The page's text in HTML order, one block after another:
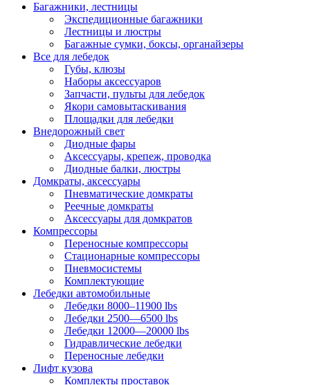
Багажники, лестницы
Экспедиционные багажники
Лестницы и люстры
Багажные сумки, боксы, органайзеры
Все для лебедок
Губы, клюзы
Наборы аксессуаров
Запчасти, пульты для лебедок
Якори самовытаскивания
Площадки для лебедки
Внедорожный свет
Диодные фары
Аксессуары, крепеж, проводка
Диодные балки, люстры
Домкраты, аксессуары
Пневматические домкраты
Реечные домкраты
Аксессуары для домкратов
Компрессоры
Переносные компрессоры
Стационарные компрессоры
Пневмосистемы
Комплектующие
Лебедки автомобильные
Лебедки 8000–11900 lbs
Лебедки 2500—6500 lbs
Лебедки 12000—20000 lbs
Гидравлические лебедки
Переносные лебедки
Лифт кузова
Комплекты проставок